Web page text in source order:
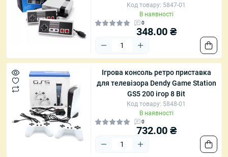
Код товару: 5847-01
В наявності
0
348.00 ₴
Ігрова консоль ретро приставка
для телевізора Dendy Game Station
GS5 200 ігор 8 Bit
Код товару: 5848-01
В наявності
0
732.00 ₴